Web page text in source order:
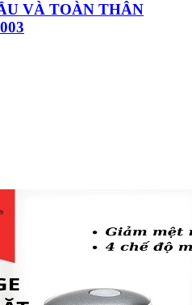
VÀ TOÀN THÂN